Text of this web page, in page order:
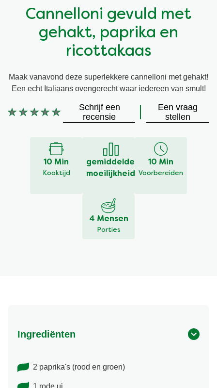
Vegetarisch
Groentewraps
Kruiding
Kant en Klaar
Cannelloni gevuld met
gehakt, paprika en
ricottakaas
Maak vanavond deze superlekkere cannelloni met gehakt!
Een echt Italiaans ovengerecht waar iedereen van smult!
Geen
Schrijf een
recensie
Een vraag
stellen
10 Min
Kooktijd
gemiddelde
moeilijkheid
10 Min
Voorbereiden
4 Mensen
Porties
Ingrediënten
2 paprika's (rood en groen)